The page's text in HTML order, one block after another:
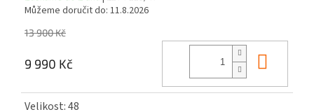
Můžeme doručit do: 11.8.2026
13 900 Kč
9 990 Kč
Velikost: 48